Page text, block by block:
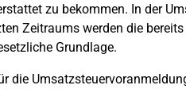
zu bekommen. In der
Zeitraums werden die
Grundlage.
die